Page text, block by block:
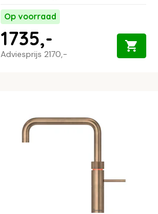
Op voorraad
Adviesprijs 2170,-
1735,-